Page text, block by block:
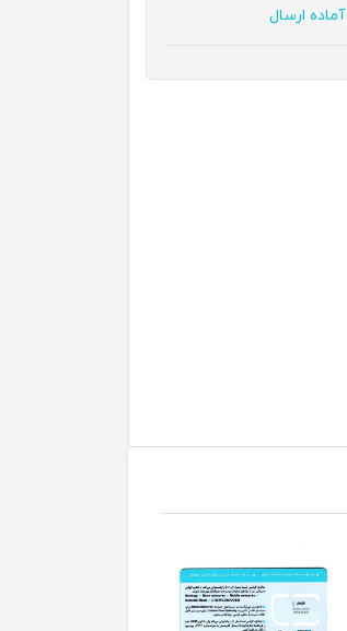
آماده ارسال